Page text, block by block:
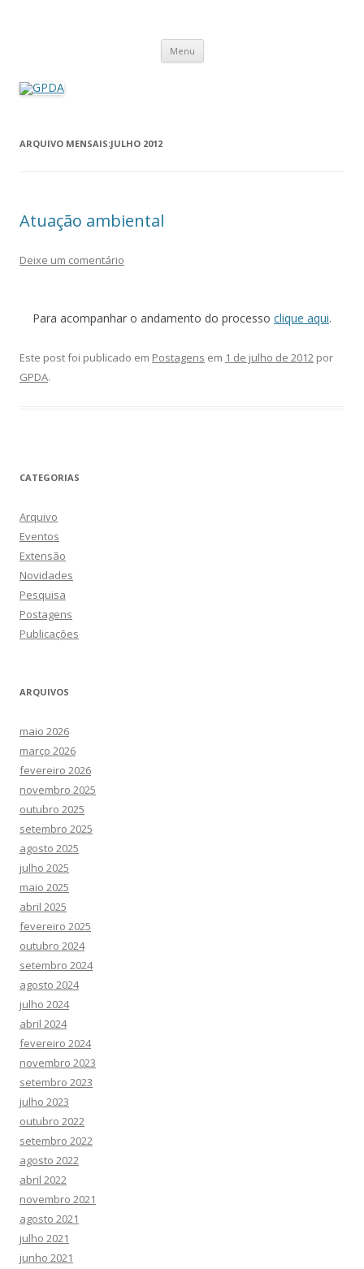
Menu Pular
o
ARQUIVO MENSAIS:JULHO 2012
Atuação ambiental
Deixe um comentário
Para acompanhar o andamento do processo clique aqui.
Este post foi publicado em Postagens em 1 de julho de 2012 por
GPDA.
CATEGORIAS
Arquivo
Eventos
Extensão
Novidades
Pesquisa
Postagens
Publicações
ARQUIVOS
maio 2026
março 2026
fevereiro 2026
novembro 2025
outubro 2025
setembro 2025
agosto 2025
julho 2025
maio 2025
abril 2025
fevereiro 2025
outubro 2024
setembro 2024
agosto 2024
julho 2024
abril 2024
fevereiro 2024
novembro 2023
setembro 2023
julho 2023
outubro 2022
setembro 2022
agosto 2022
abril 2022
novembro 2021
agosto 2021
julho 2021
junho 2021